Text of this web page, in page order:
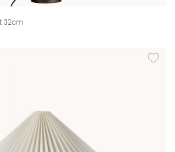
32cm
Lägg